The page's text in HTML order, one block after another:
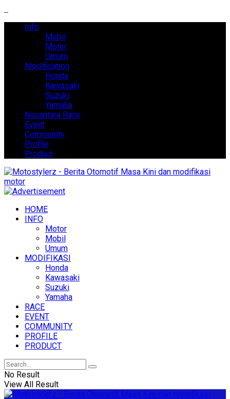
Info
Mobil
Motor
Umum
Modification
Honda
Kawasaki
Suzuki
Yamaha
Nusantara Race
Event
Community
Profile
Product
HOME
INFO
Motor
Mobil
Umum
MODIFIKASI
Honda
Kawasaki
Suzuki
Yamaha
RACE
EVENT
COMMUNITY
PROFILE
PRODUCT
No Result
View All Result